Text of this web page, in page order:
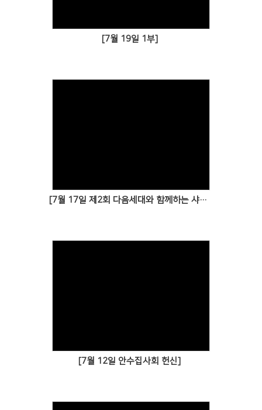
[7월 19일 1부]
[7월 17일 제2회 다음세대와 함께하는 샤우팅 부흥회_강신정 목사]
[7월 12일 안수집사회 헌신]